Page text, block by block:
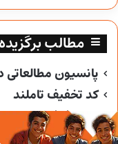
مطالب برگزیده
پانسیون مطالعاتی
کد تخفیف تاملند
کد تخفیف خیلی